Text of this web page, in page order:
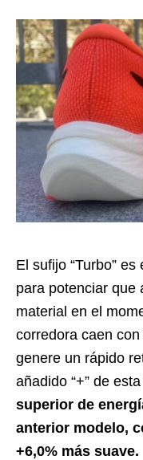
El sufijo “Turbo”
para potenciar que
material en el
corredora caen
genere un rápido
añadido “+” de
superior de
anterior modelo,
+6,0% más suave.